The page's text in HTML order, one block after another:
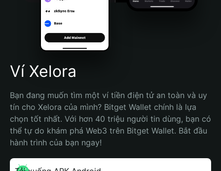
Português (Brasil)
Español (Argentina)
Ví Xelora
Bạn đang muốn tìm một ví tiền điện tử an toàn và uy
tín cho Xelora của mình? Bitget Wallet chính là lựa
chọn tốt nhất. Với hơn 40 triệu người tin dùng, bạn có
thể tự do khám phá Web3 trên Bitget Wallet. Bắt đầu
hành trình của bạn ngay!